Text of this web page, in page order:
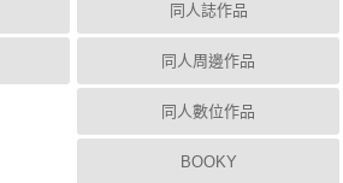
同人誌作品
同人周邊作品
同人數位作品
BOOKY